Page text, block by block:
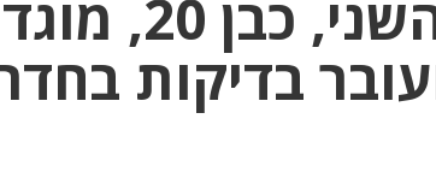
לניתוח נוירוכירורגי.השני,
בדיקות